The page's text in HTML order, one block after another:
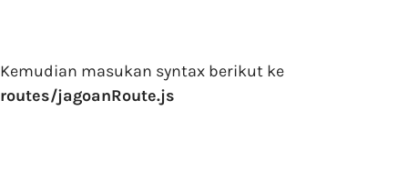
Kemudian masukan syntax berikut ke
routes/jagoanRoute.js